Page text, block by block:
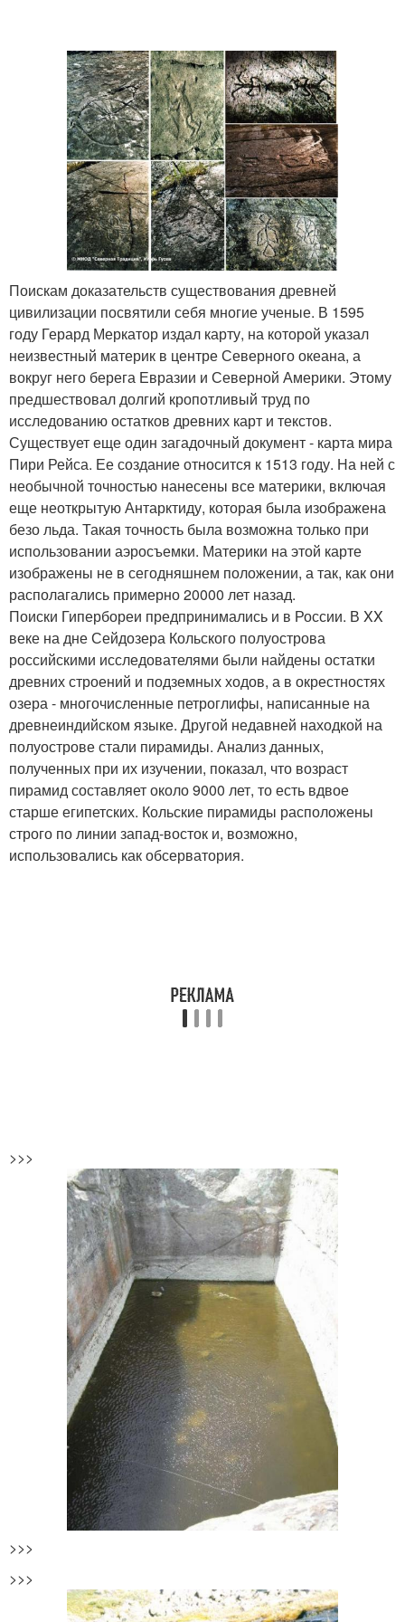
Поискам доказательств существования древней
цивилизации посвятили себя многие ученые. В 1595
году Герард Меркатор издал карту, на которой указал
неизвестный материк в центре Северного океана, а
вокруг него берега Евразии и Северной Америки. Этому
предшествовал долгий кропотливый труд по
исследованию остатков древних карт и текстов.
Существует еще один загадочный документ - карта мира
Пири Рейса. Ее создание относится к 1513 году. На ней с
необычной точностью нанесены все материки, включая
еще неоткрытую Антарктиду, которая была изображена
безо льда. Такая точность была возможна только при
использовании аэросъемки. Материки на этой карте
изображены не в сегодняшнем положении, а так, как они
располагались примерно 20000 лет назад.
Поиски Гипербореи предпринимались и в России. В XX
веке на дне Сейдозера Кольского полуострова
российскими исследователями были найдены остатки
древних строений и подземных ходов, а в окрестностях
озера - многочисленные петроглифы, написанные на
древнеиндийском языке. Другой недавней находкой на
полуострове стали пирамиды. Анализ данных,
полученных при их изучении, показал, что возраст
пирамид составляет около 9000 лет, то есть вдвое
старше египетских. Кольские пирамиды расположены
строго по линии запад-восток и, возможно,
использовались как обсерватория.
>>>
>>>
>>>